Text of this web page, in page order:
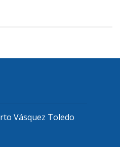
Vásquez Toledo